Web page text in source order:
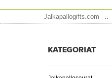
Jalkapallogifts.com
KATEGORIAT